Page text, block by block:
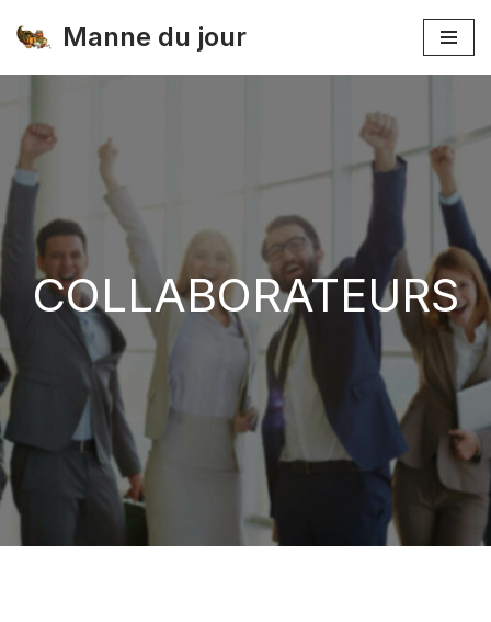
content
Manne du jour
COLLABORATEURS